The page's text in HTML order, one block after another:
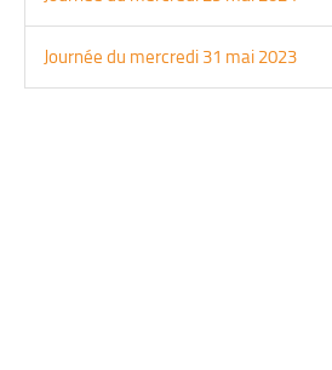
Journée du mercredi 31 mai 2023